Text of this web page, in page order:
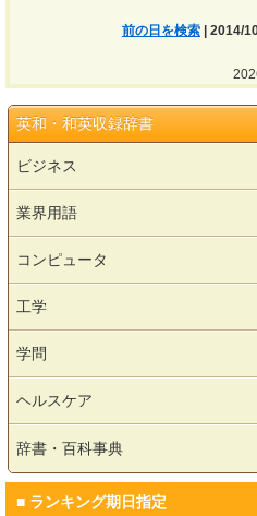
前の日を検索 | 2014/
英和・和英収録辞書
ビジネス
業界用語
コンピュータ
工学
学問
ヘルスケア
辞書・百科事典
■ ランキング期日指定